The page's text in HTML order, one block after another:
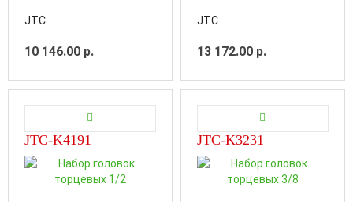
предметов в кейсе
JTC
10 146.00 р.
JTC
13 172.00 р.
JTC-K4191 JTC-K3231